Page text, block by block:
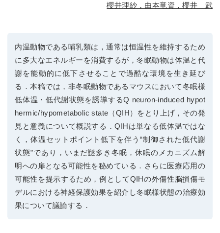
櫻井理紗，由本竜資，櫻井 武
内温動物である哺乳類は，通常は恒温性を維持するため
に多大なエネルギーを消費するが，冬眠動物は体温と代
謝を能動的に低下させることで過酷な環境を生き延び
る．本稿では，非冬眠動物であるマウスにおいて冬眠様
低体温・低代謝状態を誘導するQ neuron-induced hypot
hermic/hypometabolic state（QIH）をとり上げ，その発
見と意義について概説する．QIHは単なる低体温ではな
く，体温セットポイント低下を伴う“制御された低代謝
状態”であり，いまだ謎多き冬眠，休眠のメカニズム解
明への扉となる可能性を秘めている．さらに医療応用の
可能性を提示するため，例としてQIHの外傷性脳損傷モ
デルにおける神経保護効果を紹介し冬眠様状態の治療効
果について議論する．